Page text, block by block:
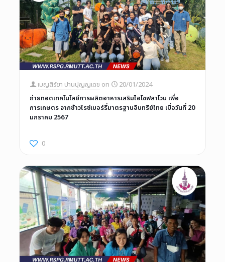
เบญสิร์ยา ปานปุญญเดช on
20/01/2024
ถ่ายทอดเทคโนโลยีการผลิตอาหารเสริมไอโซฟลาโวน เพื่อ
การเกษตร จากข้าวไรซ์เบอร์รี่มาตรฐานอินทรีย์ไทย เมื่อวันที่ 20
มกราคม 2567
0